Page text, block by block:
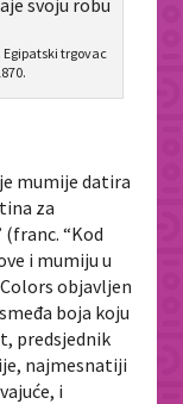
trgovac
mumije datira
za
“Kod
i mumiju u
objavljen
boja koju
predsjednik
najmesnatiji
i